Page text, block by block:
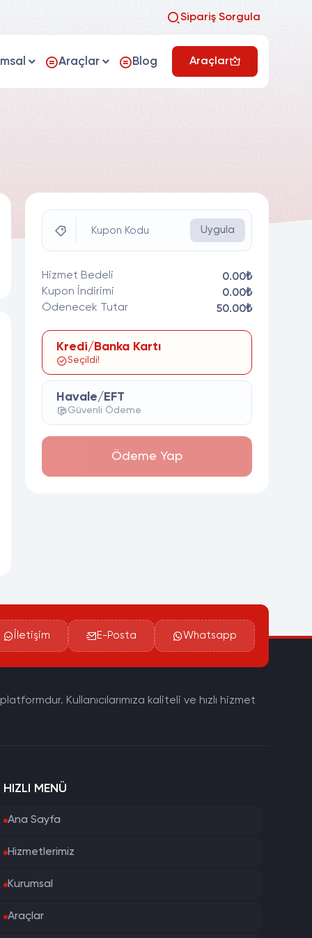
Sipariş Sorgula
Araçlar Blog Araçlar
Kupon Kodu Uygula
Hizmet Bedeli
0.00₺
Kupon İndirimi
0.00₺
Ödenecek Tutar
50.00₺
Kredi/Banka Kartı
Seçildi!
Havale/EFT
Güvenli Ödeme
Ödeme Yap
İletişim E-Posta Whatsapp
Kullanıcılarımıza kaliteli ve hızlı hizmet
HIZLI MENÜ
Ana Sayfa
Hizmetlerimiz
Kurumsal
Araçlar